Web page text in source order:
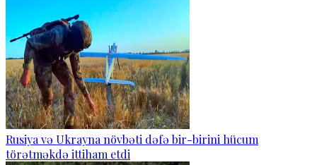
Rusiya və Ukrayna növbəti dəfə bir-birini hücum
törətməkdə ittiham etdi